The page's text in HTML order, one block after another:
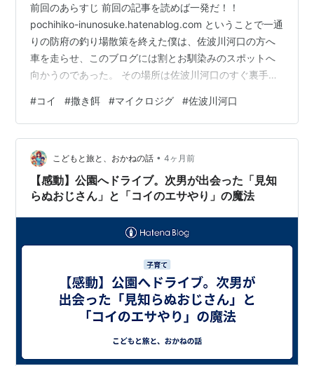
前回のあらすじ 前回の記事を読めば一発だ！！
pochihiko-inunosuke.hatenablog.com ということで一通
りの防府の釣り場散策を終えた僕は、佐波川河口の方へ
車を走らせ、このブログには割とお馴染みのスポットへ
向かうのであった。 その場所は佐波川河口のすぐ裏手に
ギ・ライギョ・ニゴイなどなどが集う、結構なムネアツ
ポイントなのである🔥 こんなところに撒き餌をぶち込ん
でコイをいい意味で刺激したら、すっごくワクワクする
んじゃないのか。そう思っていた僕を待っていたの
は…？ 以下、後編、スタートである。
#コイ #撒き餌 #マイクロジグ #佐波川河口
こどもと旅と、おかねの話 • 4ヶ月前
【感動】公園へドライブ。次男が出会った「見知
らぬおじさん」と「コイのエサやり」の魔法